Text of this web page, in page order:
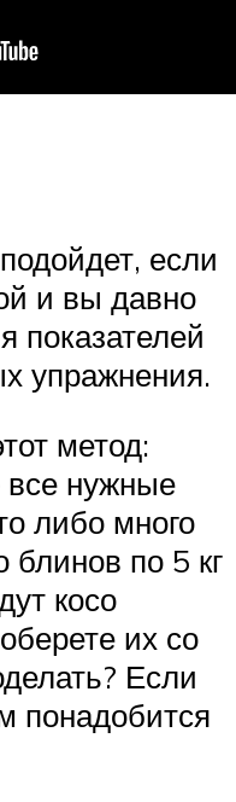
если
и вы давно
показателей
упражнения.
метод:
все нужные
либо много
блинов по 5 кг
косо
их со
Если
понадобится